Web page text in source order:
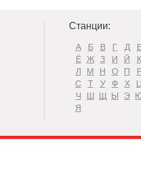
Станции:
А Б В Г Д
Ё
Ж З И Й
К
Л
М Н О П
С
Т У Ф Х
Ч
Ш Щ Ы Э
Я